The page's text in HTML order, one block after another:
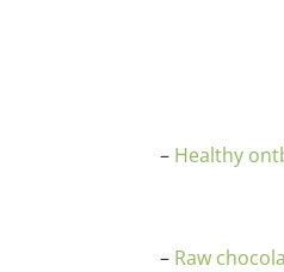
– Healthy
– Raw